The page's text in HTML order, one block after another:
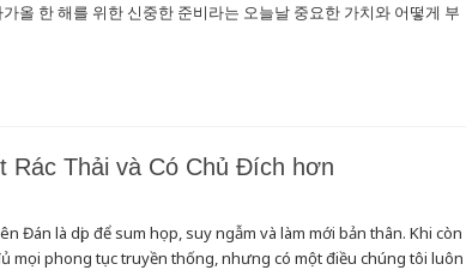
올 한 해를 위한 신중한 준비라는 오늘날 중요한 가치와 어떻게 부
Thải và Có Chủ Đích hơn
Đán là dịp để sum họp, suy ngẫm và làm mới bản thân. Khi còn
mọi phong tục truyền thống, nhưng có một điều chúng tôi luôn